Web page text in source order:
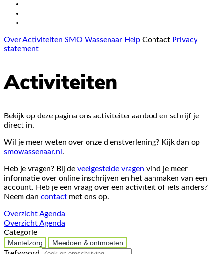
Over Activiteiten SMO Wassenaar Help Contact Privacy
statement
Activiteiten
Bekijk op deze pagina ons activiteitenaanbod en schrijf je
direct in.
Wil je meer weten over onze dienstverlening? Kijk dan op
smowassenaar.nl .
Heb je vragen? Bij de veelgestelde vragen vind je meer
informatie over online inschrijven en het aanmaken van een
account. Heb je een vraag over een activiteit of iets anders?
Neem dan contact met ons op.
OverzichtAgenda
OverzichtAgenda
Categorie
Mantelzorg
Meedoen & ontmoeten